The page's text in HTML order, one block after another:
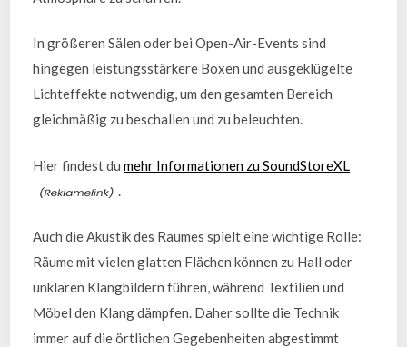
In größeren Sälen oder bei Open-Air-Events sind
hingegen leistungsstärkere Boxen und ausgeklügelte
Lichteffekte notwendig, um den gesamten Bereich
gleichmäßig zu beschallen und zu beleuchten.
Hier findest dumehr Informationen zu SoundStoreXL
Auch die Akustik des Raumes spielt eine wichtige Rolle:
Räume mit vielen glatten Flächen können zu Hall oder
unklaren Klangbildern führen, während Textilien und
Möbel den Klang dämpfen. Daher sollte die Technik
immer auf die örtlichen Gegebenheiten abgestimmt